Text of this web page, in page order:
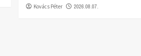
Kovács Péter 2026.08.07.